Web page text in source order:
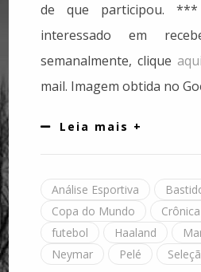
de que participou.
interessado em
semanalmente, clique aqui
mail. Imagem obtida no
Leia mais +
Análise Esportiva
Copa do Mundo
futebol
Haaland
Neymar
Pelé